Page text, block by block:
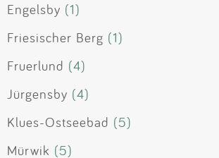
Engelsby (1)
Friesischer Berg (1)
Fruerlund (4)
Jürgensby (4)
Klues-Ostseebad (5)
Mürwik (5)